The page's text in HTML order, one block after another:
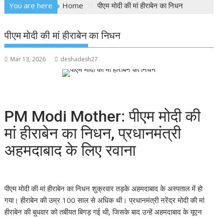
You are here Home पीएम मोदी की मां हीराबेन का निधन
पीएम मोदी की मां हीराबेन का निधन
Mar 13, 2026 deshadesh27
PM Modi Mother: पीएम मोदी की
मां हीराबेन का निधन, प्रधानमंत्री
अहमदाबाद के लिए रवाना
पीएम मोदी की मां हीराबेन का निधन शुक्रवार तड़के अहमदाबाद के अस्पताल में हो
गया। हीराबेन की उम्र 100 साल से अधिक थी। प्रधानमंत्री नरेंद्र मोदी की मां
हीराबेन की बुधवार को तबीयत बिगड़ गई थी, जिसके बाद उन्हें अहमदाबाद के यूएन